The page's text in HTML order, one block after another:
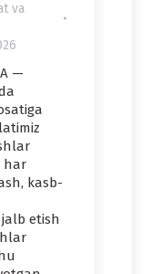
va
—
har
kasb-
etish